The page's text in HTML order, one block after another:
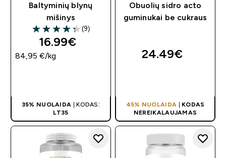
Baltyminių blynų
mišinys
4.33 out of 5 stars
(9)
16.99€‎
84,95 €‎/kg
35% NUOLAIDA | KODAS:
LT35
Obuolių sidro acto
guminukai be cukraus
24.49€‎
45% NUOLAIDA | KODAS
NEREIKALAUJAMAS